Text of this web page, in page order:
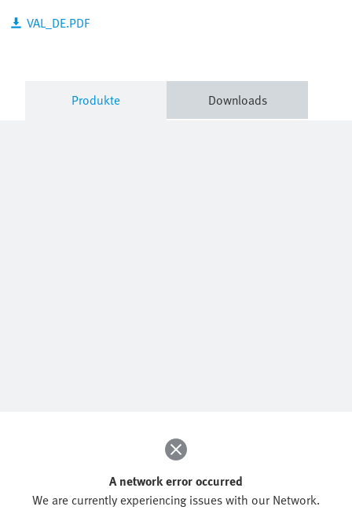
VAL_DE.PDF
Produkte Downloads
A network error occurred
We are currently experiencing issues with our Network.